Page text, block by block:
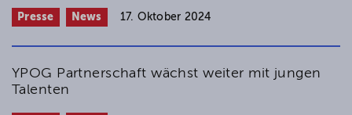
Presse News 17. Oktober 2024
YPOG Partnerschaft wächst weiter mit jungen
Talenten